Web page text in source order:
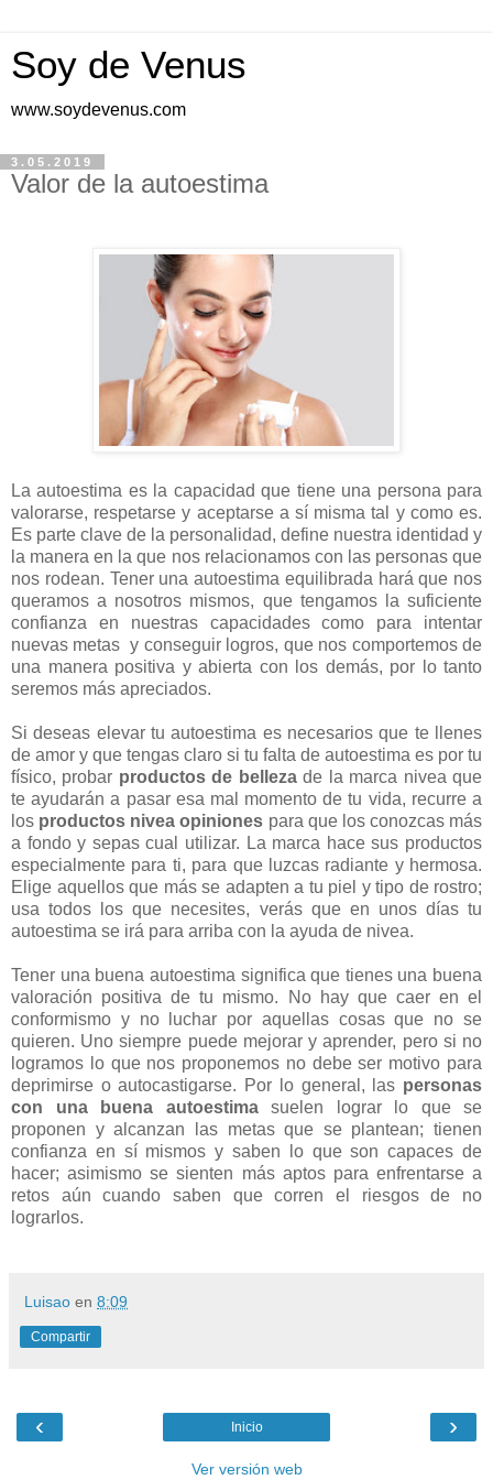
Soy de Venus
www.soydevenus.com
3.05.2019
Valor de la autoestima
La autoestima es la capacidad que tiene una persona para
valorarse, respetarse y aceptarse a sí misma tal y como es.
Es parte clave de la personalidad, define nuestra identidad y
la manera en la que nos relacionamos con las personas que
nos rodean. Tener una autoestima equilibrada hará que nos
queramos a nosotros mismos, que tengamos la suficiente
confianza en nuestras capacidades como para intentar
nuevas metas y conseguir logros, que nos comportemos de
una manera positiva y abierta con los demás, por lo tanto
seremos más apreciados.
Si deseas elevar tu autoestima es necesarios que te llenes
de amor y que tengas claro si tu falta de autoestima es por tu
físico, probar productos de bellezade la marca nivea que
te ayudarán a pasar esa mal momento de tu vida, recurre a
los productos nivea opiniones para que los conozcas más
a fondo y sepas cual utilizar. La marca hace sus productos
especialmente para ti, para que luzcas radiante y hermosa.
Elige aquellos que más se adapten a tu piel y tipo de rostro;
usa todos los que necesites, verás que en unos días tu
autoestima se irá para arriba con la ayuda de nivea.
Tener una buena autoestima significa que tienes una buena
valoración positiva de tu mismo. No hay que caer en el
conformismo y no luchar por aquellas cosas que no se
quieren. Uno siempre puede mejorar y aprender, pero si no
logramos lo que nos proponemos no debe ser motivo para
deprimirse o autocastigarse. Por lo general, las personas
con una buena autoestimasuelen lograr lo que se
proponen y alcanzan las metas que se plantean; tienen
confianza en sí mismos y saben lo que son capaces de
hacer; asimismo se sienten más aptos para enfrentarse a
retos aún cuando saben que corren el riesgos de no
lograrlos.
Luisao en 8:09
Compartir
‹ ›
Inicio
Ver versión web